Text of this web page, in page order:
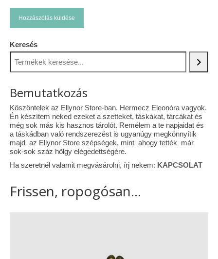
Keresés
Bemutatkozás
Köszöntelek az Ellynor Store-ban. Hermecz Eleonóra vagyok.
Én készítem neked ezeket a szetteket, táskákat, tárcákat és
még sok más kis hasznos tárolót. Remélem a te napjaidat és
a táskádban való rendszerezést is ugyanúgy megkönnyítik
majd az Ellynor Store szépségek, mint ahogy tették már
sok-sok száz hölgy elégedettségére.
Ha szeretnél valamit megvásárolni, írj nekem: KAPCSOLAT
Frissen, ropogósan...